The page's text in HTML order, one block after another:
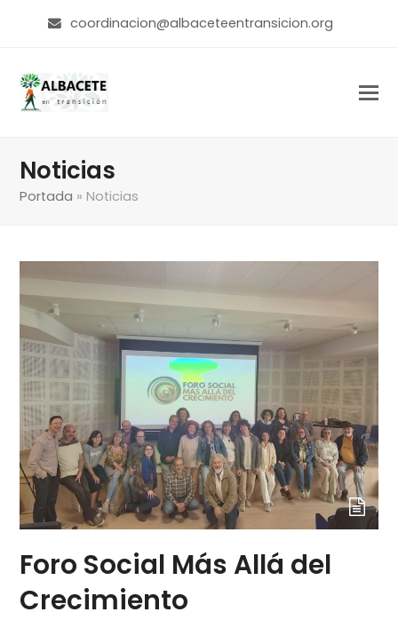
coordinacion@albaceteentransicion.org
Noticias
Portada »Noticias
Foro Social Más Allá del
Crecimiento